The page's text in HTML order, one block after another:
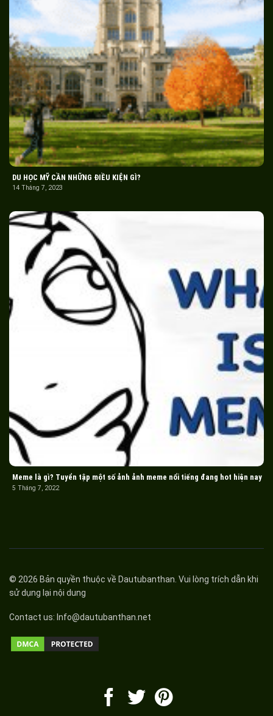
DU HỌC MỸ CẦN NHỮNG ĐIỀU KIỆN GÌ?
14 Tháng 7, 2023
Meme là gì? Tuyển tập một số ảnh ảnh meme nổi tiếng đang hot hiện nay
5 Tháng 7, 2022
© 2026 Bản quyền thuộc về Dautubanthan . Vui lòng trích dẫn khi
sử dụng lại nội dung
Contact us: Info@dautubanthan.net